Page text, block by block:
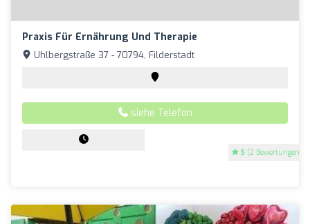
Praxis Für Ernährung Und Therapie
5 (2 Bewertungen)
Uhlbergstraße 37 - 70794, Filderstadt
siehe Telefon